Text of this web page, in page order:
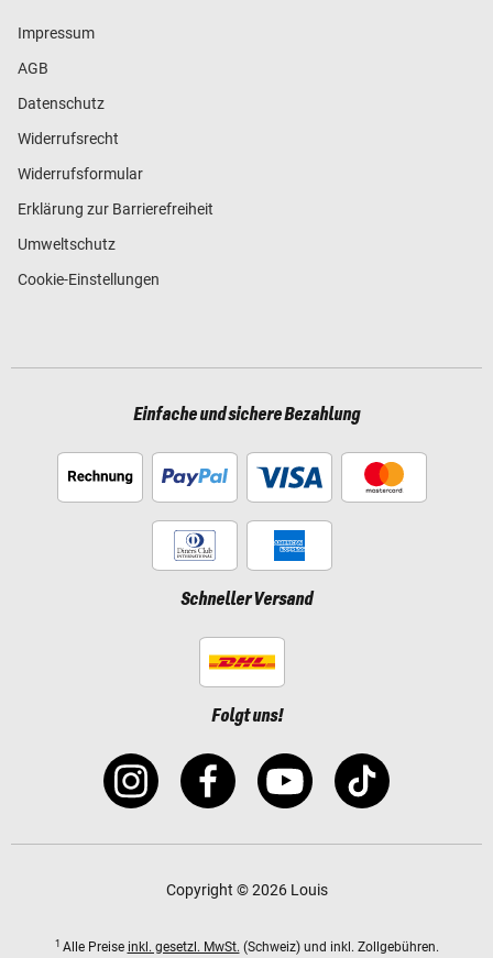
Impressum
AGB
Datenschutz
Widerrufsrecht
Widerrufsformular
Erklärung zur Barrierefreiheit
Umweltschutz
Cookie-Einstellungen
Einfache und sichere Bezahlung
Schneller Versand
Folgt uns!
Copyright © 2026 Louis
1 Alle Preise inkl. gesetzl. MwSt. (Schweiz) und inkl. Zollgebühren.